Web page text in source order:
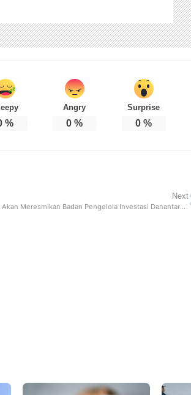
%
Angry
0 %
Surprise
0 %
Next
Prabowo Akan Meresmikan Badan Pengelola Investasi Danantara pada 7 November